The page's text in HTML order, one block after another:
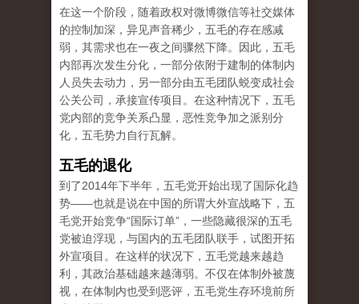
在这一个阶段，随着政权对微博微信等社交媒体
的控制加深，异见声音稀少，五毛的存在感减
弱，其需求也在一夜之间骤然下降。因此，五毛
内部再次发生分化，一部分依附于建制的体制内
人员失去动力，另一部分由五毛团队蜕变成社会
公关公司，承接宣传项目。在这种情况下，五毛
党内部的竞争关系凸显，恶性竞争加之派别分
化，五毛势力自行瓦解。
五毛的退化
到了2014年下半年，五毛党开始出现了国际化趋
势——也就是说在中国的所谓大外宣战略下，五
毛党开始竞争“国际订单”，一些隐藏很深的五毛
党被迫浮现，与国内的五毛团队联手，试图开拓
外宣项目。在这样的状况下，五毛党越来越趋
利，其政治基础越来越薄弱。不仅在体制外被蔑
视，在体制内也受到恶评，五毛党生存环境前所